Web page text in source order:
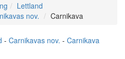
Lettland
nov. Carnikava
- Carnikavas nov. - Carnikava